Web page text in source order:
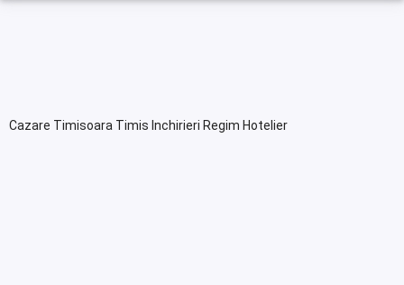
Cazare Timisoara Timis Inchirieri Regim Hotelier